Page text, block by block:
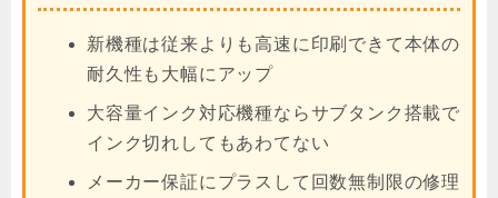
新機種は従来よりも高速に印刷できて本体の
耐久性も大幅にアップ
大容量インク対応機種ならサブタンク搭載で
インク切れしてもあわてない
メーカー保証にプラスして回数無制限の修理